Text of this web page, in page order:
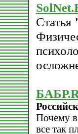
Статья
Почему
все так